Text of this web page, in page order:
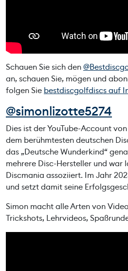
Schauen Sie sich den
an, schauen Sie, mögen und
folgen Sie bestdiscgolfdiscs auf
@simonlizotte5274
Dies ist der YouTube-Account
dem berühmtesten deutschen
das „Deutsche Wunderkind“
mehrere Disc-Hersteller und war
Discmania assoziiert. Im Jahr
und setzt damit seine
Simon macht alle Arten von
Trickshots, Lehrvideos,